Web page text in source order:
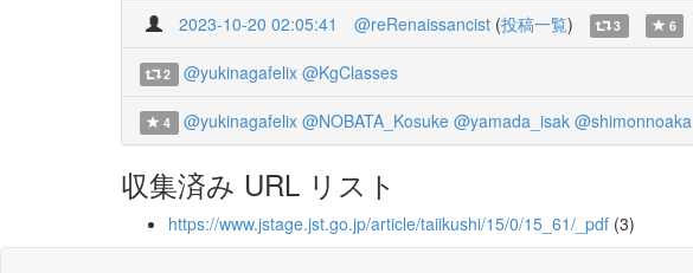
2023-10-20 02:05:41 @reRenaissancist (投稿一覧) 3 6
2 @yukinagafelix @KgClasses
4 @yukinagafelix @NOBATA_Kosuke @yamada_isak @shimonnoaka
収集済み URL リスト
https://www.jstage.jst.go.jp/article/taiikushi/15/0/15_61/_pdf (3)